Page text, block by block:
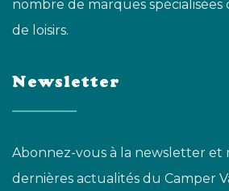
nombre de marques spécialisées
de loisirs.
Newsletter
Abonnez-vous à la newsletter et
dernières actualités du Camper